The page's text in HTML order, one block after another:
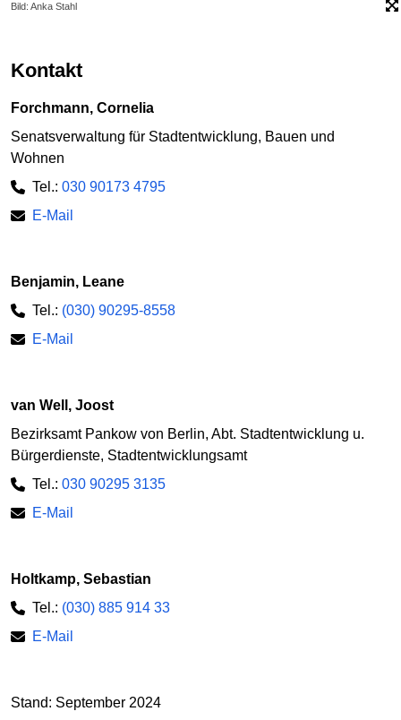
Bild: Anka Stahl
Kontakt
Forchmann, Cornelia
Senatsverwaltung für Stadtentwicklung, Bauen und
Wohnen
Tel.: 030 90173 4795
E-Mail
Benjamin, Leane
Tel.: (030) 90295-8558
E-Mail
van Well, Joost
Bezirksamt Pankow von Berlin, Abt. Stadtentwicklung u.
Bürgerdienste, Stadtentwicklungsamt
Tel.: 030 90295 3135
E-Mail
Holtkamp, Sebastian
Tel.: (030) 885 914 33
E-Mail
Stand: September 2024